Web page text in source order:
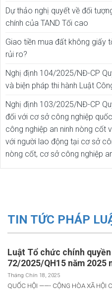
Dự thảo nghị quyết về đối
chính của TAND Tối cao
Giao tiền mua đất không giấy
rủi ro?
Nghị định 104/2025/NĐ-CP
và biện pháp thi hành Luật
Nghị định 103/2025/NĐ-CP
đối với cơ sở công nghiệp
công nghiệp an ninh nòng cốt
với người lao động tại cơ sở
nòng cốt, cơ sở công nghiệp
TIN TỨC PHÁP
Luật Tổ chức chính
72/2025/QH15 năm 2025
Tháng Chín 18, 2025
QUỐC HỘI ——- CỘNG HÒA XÃ